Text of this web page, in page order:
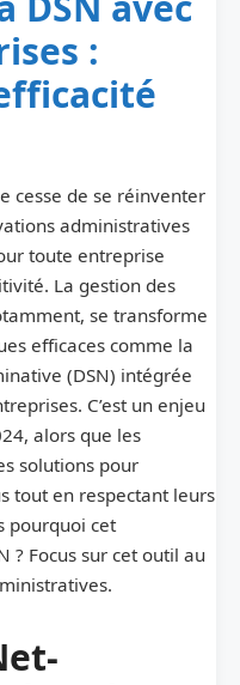
:
cesse de se réinventer
administratives
toute entreprise
La gestion des
se transforme
efficaces comme la
(DSN) intégrée
C’est un enjeu
alors que les
solutions pour
tout en respectant leurs
pourquoi cet
? Focus sur cet outil au